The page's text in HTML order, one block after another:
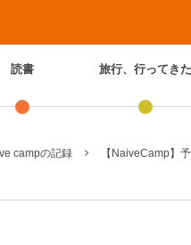
読書 旅行、行ってきた
campの記録 【NaiveCamp】